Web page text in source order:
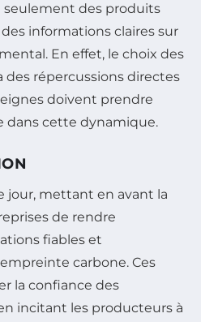
des produits
informations claires sur
En effet, le choix des
des répercussions directes
doivent prendre
dans cette dynamique.
jour, mettant en avant la
de rendre
fiables et
carbone. Ces
la confiance des
incitant les producteurs à